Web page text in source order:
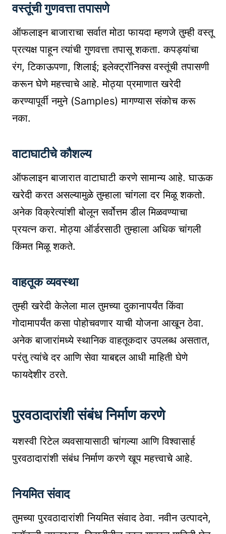
वस्तूंची गुणवत्ता तपासणे
ऑफलाइन बाजाराचा सर्वात मोठा फायदा म्हणजे तुम्ही वस्तू
प्रत्यक्ष पाहून त्यांची गुणवत्ता तपासू शकता. कपड्यांचा
रंग, टिकाऊपणा, शिलाई; इलेक्ट्रॉनिक्स वस्तूंची तपासणी
करून घेणे महत्त्वाचे आहे. मोठ्या प्रमाणात खरेदी
करण्यापूर्वी नमुने (Samples) मागण्यास संकोच करू
नका.
वाटाघाटीचे कौशल्य
ऑफलाइन बाजारात वाटाघाटी करणे सामान्य आहे. घाऊक
खरेदी करत असल्यामुळे तुम्हाला चांगला दर मिळू शकतो.
अनेक विक्रेत्यांशी बोलून सर्वोत्तम डील मिळवण्याचा
प्रयत्न करा. मोठ्या ऑर्डरसाठी तुम्हाला अधिक चांगली
किंमत मिळू शकते.
वाहतूक व्यवस्था
तुम्ही खरेदी केलेला माल तुमच्या दुकानापर्यंत किंवा
गोदामापर्यंत कसा पोहोचवणार याची योजना आखून ठेवा.
अनेक बाजारांमध्ये स्थानिक वाहतूकदार उपलब्ध असतात,
परंतु त्यांचे दर आणि सेवा याबद्दल आधी माहिती घेणे
फायदेशीर ठरते.
पुरवठादारांशी संबंध निर्माण करणे
यशस्वी रिटेल व्यवसायासाठी चांगल्या आणि विश्वासार्ह
पुरवठादारांशी संबंध निर्माण करणे खूप महत्त्वाचे आहे.
नियमित संवाद
तुमच्या पुरवठादारांशी नियमित संवाद ठेवा. नवीन उत्पादने,